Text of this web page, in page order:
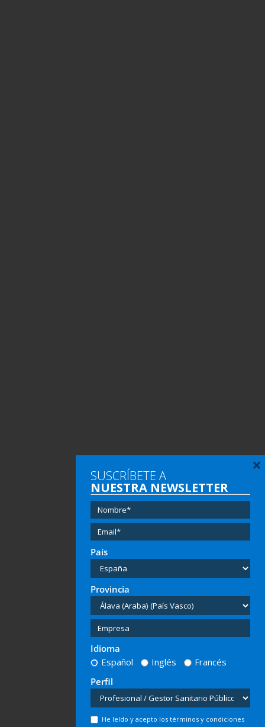
SUSCRÍBETE A
NUESTRA NEWSLETTER
País
Provincia
Idioma
Español
Inglés
Francés
Perfil
He leído y acepto los términos y condiciones
×